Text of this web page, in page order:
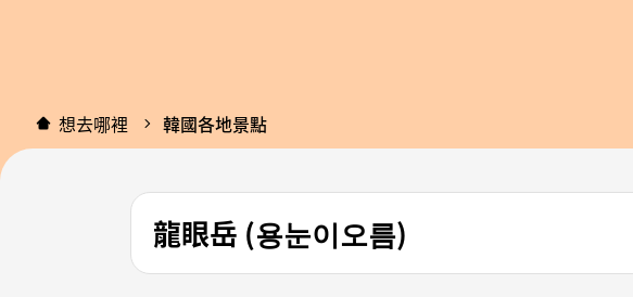
想去哪裡 韓國各地景點
龍眼岳 (용눈이오름)